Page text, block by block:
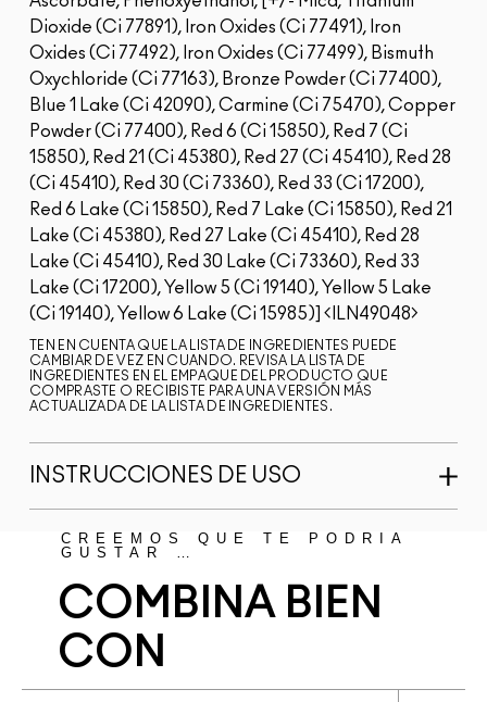
Dioxide (Ci 77891), Iron Oxides (Ci 77491), Iron
Oxides (Ci 77492), Iron Oxides (Ci 77499), Bismuth
Oxychloride (Ci 77163), Bronze Powder (Ci 77400),
Blue 1 Lake (Ci 42090), Carmine (Ci 75470), Copper
Powder (Ci 77400), Red 6 (Ci 15850), Red 7 (Ci
15850), Red 21 (Ci 45380), Red 27 (Ci 45410), Red 28
(Ci 45410), Red 30 (Ci 73360), Red 33 (Ci 17200),
Red 6 Lake (Ci 15850), Red 7 Lake (Ci 15850), Red 21
Lake (Ci 45380), Red 27 Lake (Ci 45410), Red 28
Lake (Ci 45410), Red 30 Lake (Ci 73360), Red 33
Lake (Ci 17200), Yellow 5 (Ci 19140), Yellow 5 Lake
(Ci 19140), Yellow 6 Lake (Ci 15985)]
ILN49048
TEN EN CUENTA QUE LA LISTA DE INGREDIENTES PUEDE
CAMBIAR DE VEZ EN CUANDO. REVISA LA LISTA DE
INGREDIENTES EN EL EMPAQUE DEL PRODUCTO QUE
COMPRASTE O RECIBISTE PARA UNA VERSIÓN MÁS
ACTUALIZADA DE LA LISTA DE INGREDIENTES.
INSTRUCCIONES DE USO
CREEMOS QUE TE PODRÍA
GUSTAR …
COMBINA BIEN
CON